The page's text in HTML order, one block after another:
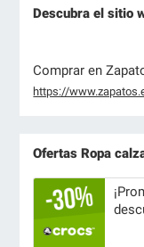
Descubra el sitio
Comprar en
https://
Ofertas Ropa